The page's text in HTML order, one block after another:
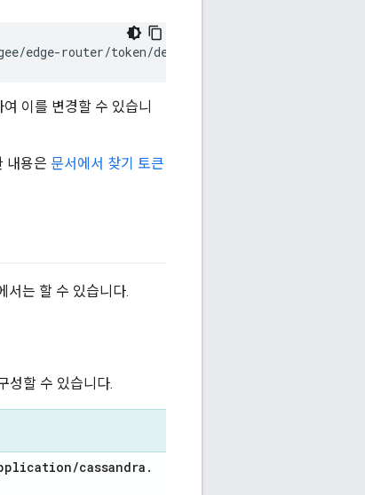
edge-router/token/default.properties
이를 변경할 수 있습니
내용은 문서에서 찾기 토큰
서는 할 수 있습니다.
성할 수 있습니다.
/cassandra .